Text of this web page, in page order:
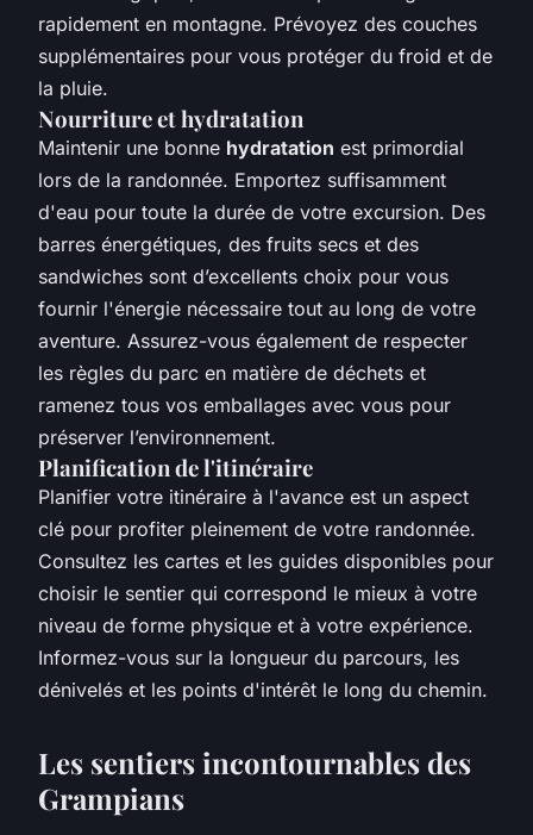
rapidement en montagne. Prévoyez des couches
supplémentaires pour vous protéger du froid et de
la pluie.
Nourriture et hydratation
Maintenir une bonne hydratation est primordial
lors de la randonnée. Emportez suffisamment
d'eau pour toute la durée de votre excursion. Des
barres énergétiques, des fruits secs et des
sandwiches sont d’excellents choix pour vous
fournir l'énergie nécessaire tout au long de votre
aventure. Assurez-vous également de respecter
les règles du parc en matière de déchets et
ramenez tous vos emballages avec vous pour
préserver l’environnement.
Planification de l'itinéraire
Planifier votre itinéraire à l'avance est un aspect
clé pour profiter pleinement de votre randonnée.
Consultez les cartes et les guides disponibles pour
choisir le sentier qui correspond le mieux à votre
niveau de forme physique et à votre expérience.
Informez-vous sur la longueur du parcours, les
dénivelés et les points d'intérêt le long du chemin.
Les sentiers incontournables des
Grampians